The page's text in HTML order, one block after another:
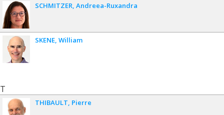
SCHMITZER Andreea-Ruxandra
SKENE William
T
THIBAULT Pierre